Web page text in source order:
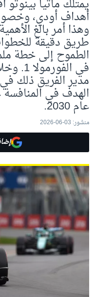
يمتلك ماتيا
أهداف أودي،
وهذا أمر بالغ
طريق دقيقة
الطموح إلى خطة
في
مدير الفريق ذلك
الهدف في
عام 2030.
منشور: 03-06-2026